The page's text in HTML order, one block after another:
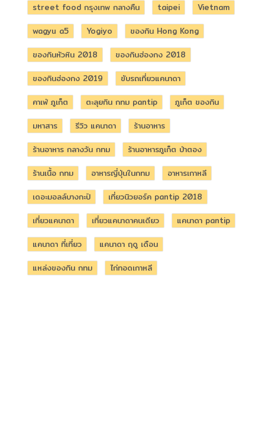
street food กรุงเทพ กลางคืน
taipei
Vietnam
wagyu a5
Yogiyo
ของกิน Hong Kong
ของกินหัวหิน 2018
ของกินฮ่องกง 2018
ของกินฮ่องกง 2019
ขับรถเที่ยวแคนาดา
คาเฟ่ ภูเก็ต
ตะลุยกิน กทม pantip
ภูเก็ต ของกิน
มหาสาร
รีวิว แคนาดา
ร้านอาหาร
ร้านอาหาร กลางวัน กทม
ร้านอาหารภูเก็ต ป่าตอง
ร้านเนื้อ กทม
อาหารญี่ปุ่นในกทม
อาหารเกาหลี
เดอะมอลล์บางกะปิ
เที่ยวนิวยอร์ค pantip 2018
เที่ยวแคนาดา
เที่ยวแคนาดาคนเดียว
แคนาดา pantip
แคนาดา ที่เที่ยว
แคนาดา ฤดู เดือน
แหล่งของกิน กทม
ไก่ทอดเกาหลี